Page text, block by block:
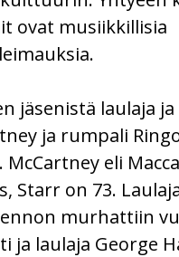
ovat musiikkillisia
jäsenistä laulaja
ja rumpali
McCartney eli
Starr on 73.
murhattiin
ja laulaja George